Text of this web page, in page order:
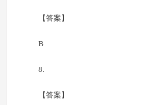
【答案】
B
8.
【答案】